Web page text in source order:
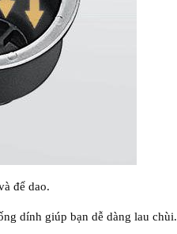
để dao.
dính giúp bạn dễ dàng lau chùi.